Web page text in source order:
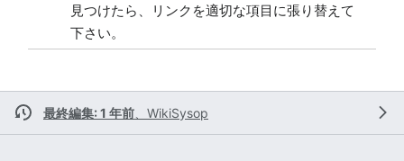
見つけたら、リンクを適切な項目に張り替えて
下さい。
最終編集: 1 年前 WikiSysop